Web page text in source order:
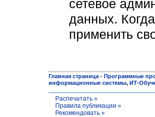
сетевое
данных.
применить
Главная страница - Программные
информационные системы, ИТ-
Распечатать »
Правила публикации »
Рекомендовать »